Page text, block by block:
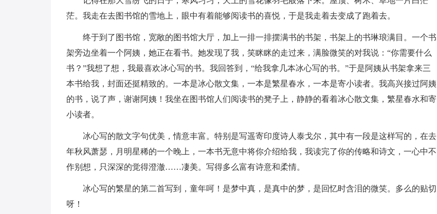
茫。我走在去图书馆的雪地上，眼中有着能够阅读书的喜悦，于是我走着去变成了跑着去。
终于到了图书馆，宽敞的图书馆大厅，加上一排一排摆满书的书架，书架上的书琳琅满目。一个书
架旁边坐着一个阿姨，她正在看书。她发现了我，笑眯眯的走过来，满脸微笑的对我说：“你需要什么
书？”我想了想，我最喜欢冰心写的书。我回答到，“给我拿几本冰心写的书。”于是阿姨从书架拿来三
本书给我，封面还挺精致的。一本是冰心散文集，一本是繁星春水，一本是寄小读者。我高兴接过阿姨
的书，说了声，谢谢阿姨！我坐在图书馆人们阅读书的凳子上，静静的看着冰心散文集，繁星春水和寄
小读者。
冰心写的散文字句优美，情意丰富。特别是写遥寄印度诗人泰戈尔，其中有一段是这样写的，在去
年秋风萧瑟，月明星稀的一个晚上，一本书无意中将你介绍给我，我读完了你的传略和诗文，一心中不
作别想，只深深的觉得澄澈……凄美。写得多么富有诗意和柔情。
冰心写的繁星的第二首写到，童年呵！是梦中真，是真中的梦，是回忆时含泪的微笑。多么的贴切
呀！